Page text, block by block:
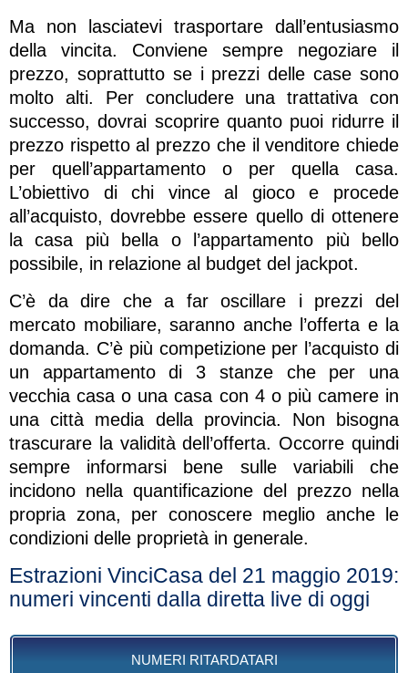
Ma non lasciatevi trasportare dall’entusiasmo
della vincita. Conviene sempre negoziare il
prezzo, soprattutto se i prezzi delle case sono
molto alti. Per concludere una trattativa con
successo, dovrai scoprire quanto puoi ridurre il
prezzo rispetto al prezzo che il venditore chiede
per quell’appartamento o per quella casa.
L’obiettivo di chi vince al gioco e procede
all’acquisto, dovrebbe essere quello di ottenere
la casa più bella o l’appartamento più bello
possibile, in relazione al budget del jackpot.
C’è da dire che a far oscillare i prezzi del
mercato mobiliare, saranno anche l’offerta e la
domanda. C’è più competizione per l’acquisto di
un appartamento di 3 stanze che per una
vecchia casa o una casa con 4 o più camere in
una città media della provincia. Non bisogna
trascurare la validità dell’offerta. Occorre quindi
sempre informarsi bene sulle variabili che
incidono nella quantificazione del prezzo nella
propria zona, per conoscere meglio anche le
condizioni delle proprietà in generale.
Estrazioni VinciCasa del 21 maggio 2019:
numeri vincenti dalla diretta live di oggi
NUMERI RITARDATARI